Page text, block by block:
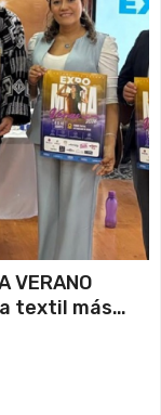
VERANO
textil más